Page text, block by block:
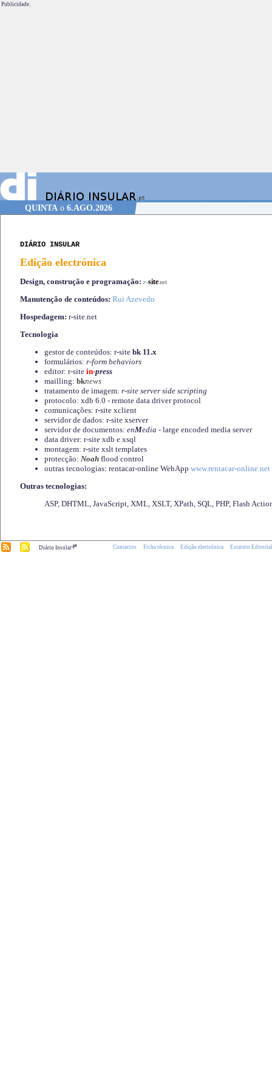
Publicidade.
QUINTAo 6.AGO.2026
DIÁRIO INSULAR
Edição electrónica
Design, construção e programação: r-site.net
Manutenção de conteúdos: Rui Azevedo
Hospedagem: r-site.net
Tecnologia
gestor de conteúdos: r-site bk 11.x
formulários: r-form behaviors
editor: r-site in-press
mailling: bknews
tratamento de imagem: r-site server side scripting
protocolo: xdb 6.0 - remote data driver protocol
comunicações: r-site xclient
servidor de dados: r-site xserver
servidor de documentos: enMedia - large encoded media server
data driver: r-site xdb e xsql
montagem: r-site xslt templates
protecção: Noah flood control
outras tecnologias: rentacar-online WebApp www.rentacar-online.net
Outras tecnologias:
ASP, DHTML, JavaScript, XML, XSLT, XPath, SQL, PHP, Flash
Diário Insular.pt Contactos Ficha técnica Edição electrónica Estatuto Editorial